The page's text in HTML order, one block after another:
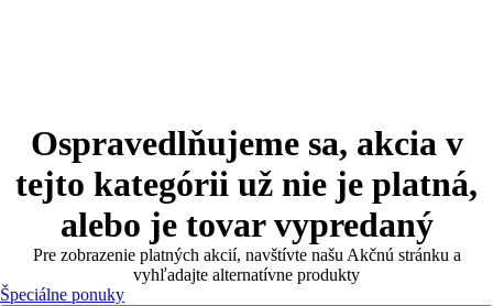
Ospravedlňujeme sa, akcia v
tejto kategórii už nie je platná,
alebo je tovar vypredaný
Pre zobrazenie platných akcií, navštívte našu Akčnú stránku a
vyhľadajte alternatívne produkty
Špeciálne ponuky